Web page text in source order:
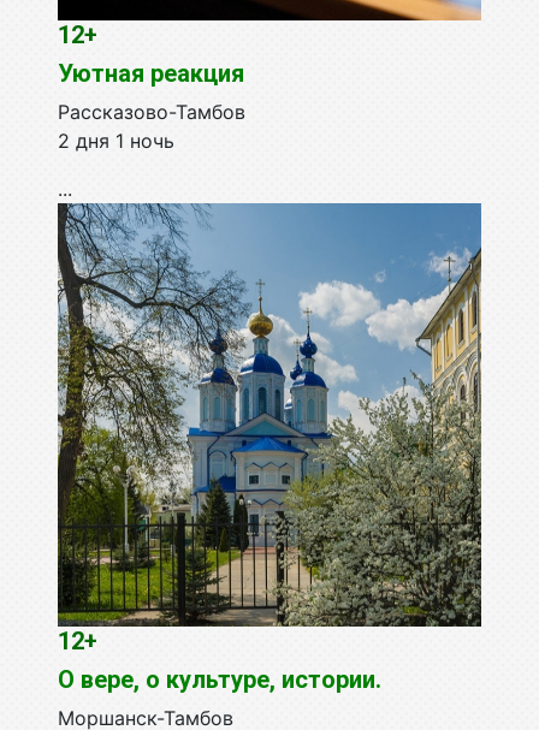
12+
Уютная реакция
Рассказово-Тамбов
2 дня 1 ночь
...
12+
О вере, о культуре, истории.
Моршанск-Тамбов